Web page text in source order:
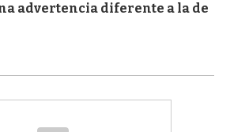
advertencia diferente a la de